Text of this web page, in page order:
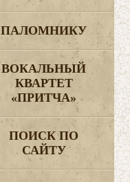
ПАЛОМНИКУ
ВОКАЛЬНЫЙ
КВАРТЕТ
«ПРИТЧА»
ПОИСК ПО
САЙТУ